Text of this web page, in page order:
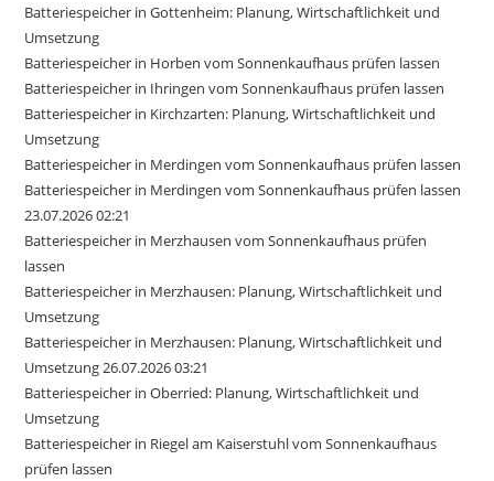
Batteriespeicher in Gottenheim: Planung, Wirtschaftlichkeit und
Umsetzung
Batteriespeicher in Horben vom Sonnenkaufhaus prüfen lassen
Batteriespeicher in Ihringen vom Sonnenkaufhaus prüfen lassen
Batteriespeicher in Kirchzarten: Planung, Wirtschaftlichkeit und
Umsetzung
Batteriespeicher in Merdingen vom Sonnenkaufhaus prüfen lassen
Batteriespeicher in Merdingen vom Sonnenkaufhaus prüfen lassen
23.07.2026 02:21
Batteriespeicher in Merzhausen vom Sonnenkaufhaus prüfen
lassen
Batteriespeicher in Merzhausen: Planung, Wirtschaftlichkeit und
Umsetzung
Batteriespeicher in Merzhausen: Planung, Wirtschaftlichkeit und
Umsetzung 26.07.2026 03:21
Batteriespeicher in Oberried: Planung, Wirtschaftlichkeit und
Umsetzung
Batteriespeicher in Riegel am Kaiserstuhl vom Sonnenkaufhaus
prüfen lassen